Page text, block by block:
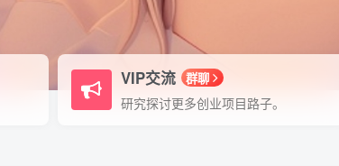
VIP交流 群聊
研究探讨更多创业项目路子。